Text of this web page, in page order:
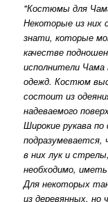
"Костюмы для
Некоторые из них
знати, которые
качестве
исполнители
одежд. Костюм
состоит из
надеваемого
Широкие рукава
в них лук и
необходимо,
Для некоторых
из деревянных, но